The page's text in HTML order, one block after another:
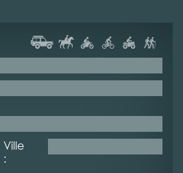
Ville
: